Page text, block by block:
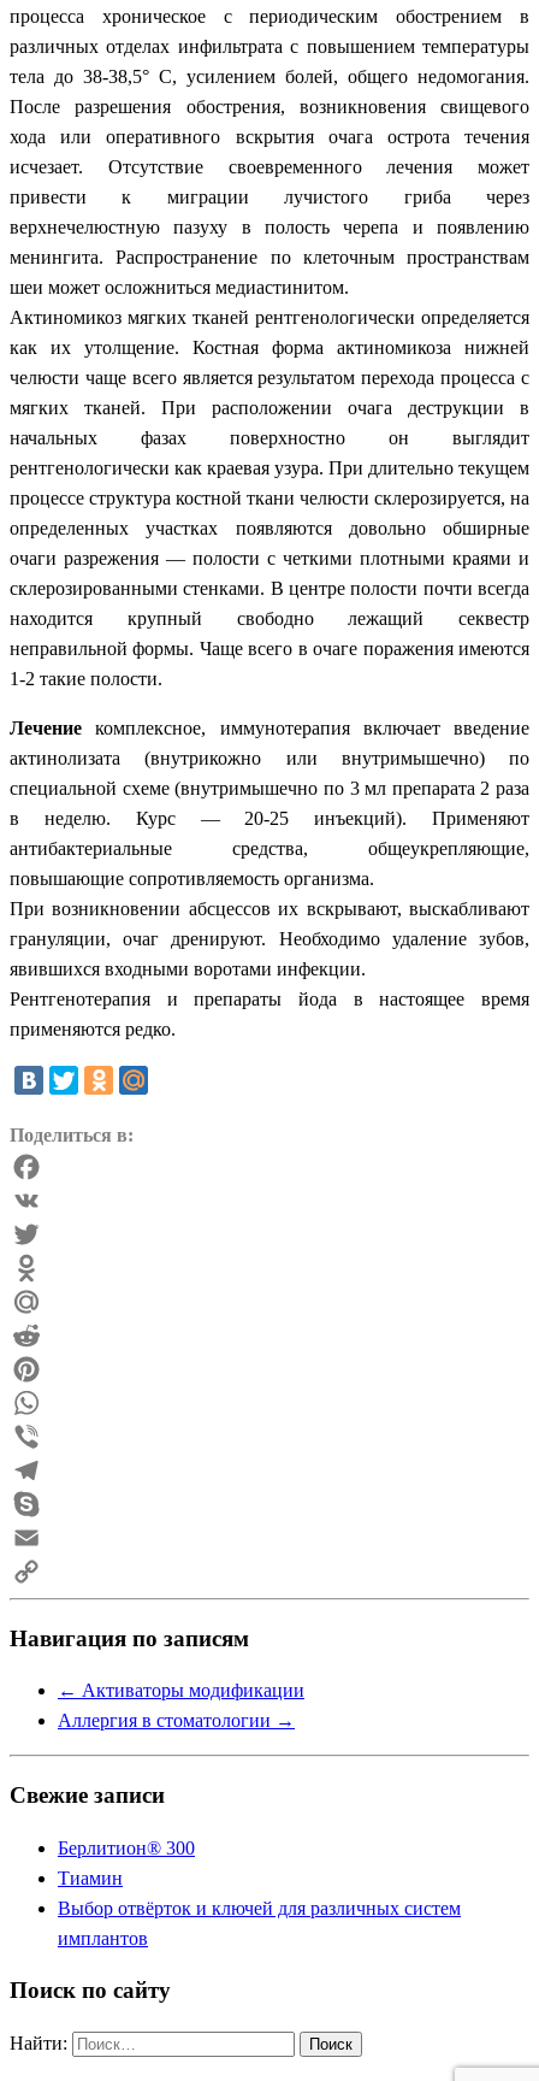
процесса хроническое с периодическим обострением в
различных отделах инфильтрата с повышением температуры
тела до 38-38,5° С, усилением болей, общего недомогания.
После разрешения обострения, возникновения свищевого
хода или оперативного вскрытия очага острота течения
исчезает. Отсутствие своевременного лечения может
привести к миграции лучистого гриба через
верхнечелюстную пазуху в полость черепа и появлению
менингита. Распространение по клеточным пространствам
шеи может осложниться медиастинитом.
Актиномикоз мягких тканей рентгенологически определяется
как их утолщение. Костная форма актиномикоза нижней
челюсти чаще всего является результатом перехода процесса с
мягких тканей. При расположении очага деструкции в
начальных фазах поверхностно он выглядит
рентгенологически как краевая узура. При длительно текущем
процессе структура костной ткани челюсти склерозируется, на
определенных участках появляются довольно обширные
очаги разрежения — полости с четкими плотными краями и
склерозированными стенками. В центре полости почти всегда
находится крупный свободно лежащий секвестр
неправильной формы. Чаще всего в очаге поражения имеются
1-2 такие полости.
Лечение комплексное, иммунотерапия включает введение
актинолизата (внутрикожно или внутримышечно) по
специальной схеме (внутримышечно по 3 мл препарата 2 раза
в неделю. Курс — 20-25 инъекций). Применяют
антибактериальные средства, общеукрепляющие,
повышающие сопротивляемость организма.
При возникновении абсцессов их вскрывают, выскабливают
грануляции, очаг дренируют. Необходимо удаление зубов,
явившихся входными воротами инфекции.
Рентгенотерапия и препараты йода в настоящее время
применяются редко.
Поделиться в:
Facebook
VK
Twitter
Odnoklassniki
Mail.Ru
Reddit
Pinterest
WhatsApp
Viber
Telegram
Skype
Email
Copy
Link
Навигация по записям
← Активаторы модификации
Аллергия в стоматологии →
Свежие записи
Берлитион® 300
Тиамин
Выбор отвёрток и ключей для различных систем
имплантов
Поиск по сайту
Найти: